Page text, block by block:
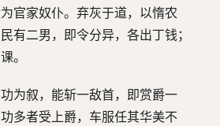
官家奴仆。弃灰于道，以惰农
有二男，即令分异，各出丁钱；
。
为叙，能斩一敌首，即赏爵一
多者受上爵，车服任其华美不